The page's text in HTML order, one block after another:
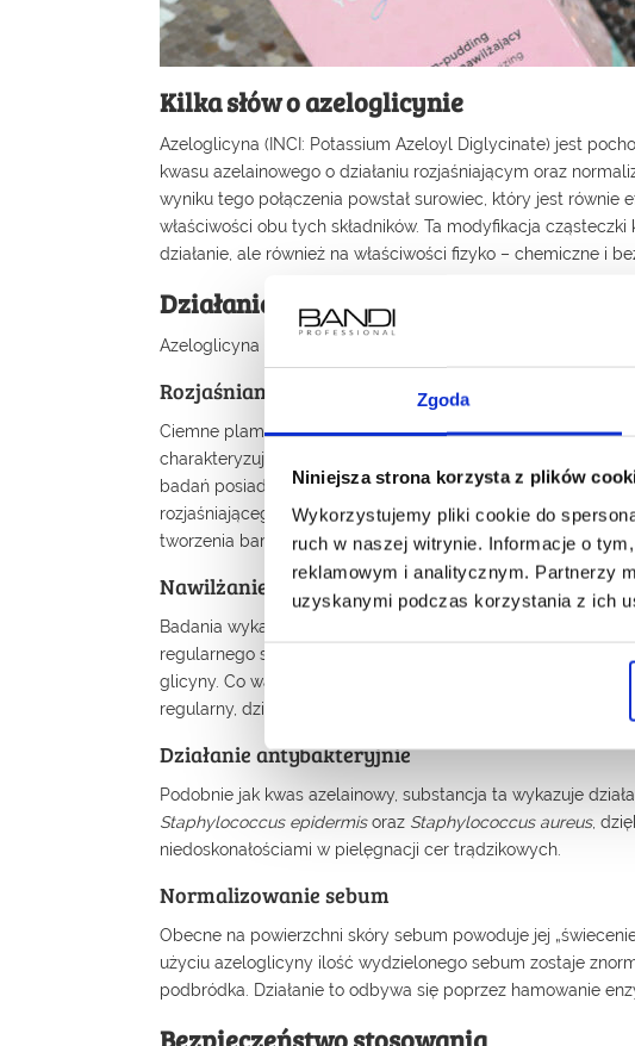
Zgoda
Niniejsza strona korzysta z plików
Wykorzystujemy pliki cookie do
ruch w naszej witrynie. Informacje o
reklamowym i analitycznym. Partnerzy
uzyskanymi podczas korzystania z ich
Kilka słów o azeloglicynie
Azeloglicyna (INCI: Potassium Azeloyl Diglycinate) jest
kwasu azelainowego o działaniu rozjaśniającym oraz
wyniku tego połączenia powstał surowiec, który jest równie
właściwości obu tych składników. Ta modyfikacja
działanie, ale również na właściwości fizyko – chemiczne i
Działanie azeloglicyny
Azeloglicyna to multifunkcyjny surowiec, u którego możemy
Rozjaśnianie przebarwień
Ciemne plamy i nierówny koloryt naszej skóry pochłania
charakteryzuje się bardzo dobrą zdolnością do rozjaśniania
badań posiada w tej kwestii lepsze właściwości niż dobrze
rozjaśniającego oparty jest na zdolności hamowania
tworzenia barwnika – melaniny w naszej skórze.
Nawilżanie i zwiększanie elastyczności skóry
Badania wykazały, że substancja ta zwiększa poziom
regularnego stosowania. Azeloglicyna zawdzięcza te
glicyny. Co warto zaznaczyć odpowiednio nawilżona i
regularny, dzięki czemu daje wrażenie zdrowszej i jaśniejszej.
Działanie antybakteryjnie
Podobnie jak kwas azelainowy, substancja ta wykazuje
Staphylococcus epidermisoraz Staphylococcus aureus,
niedoskonałościami w pielęgnacji cer trądzikowych.
Normalizowanie sebum
Obecne na powierzchni skóry sebum powoduje jej
użyciu azeloglicyny ilość wydzielonego sebum zostaje
podbródka. Działanie to odbywa się poprzez hamowanie
Bezpieczeństwo stosowania